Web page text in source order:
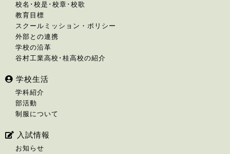
校名･校是･校章･校歌
教育目標
スクールミッション・ポリシー
外部との連携
学校の沿革
谷村工業高校･桂高校の紹介
学校生活
学科紹介
部活動
制服について
入試情報
お知らせ